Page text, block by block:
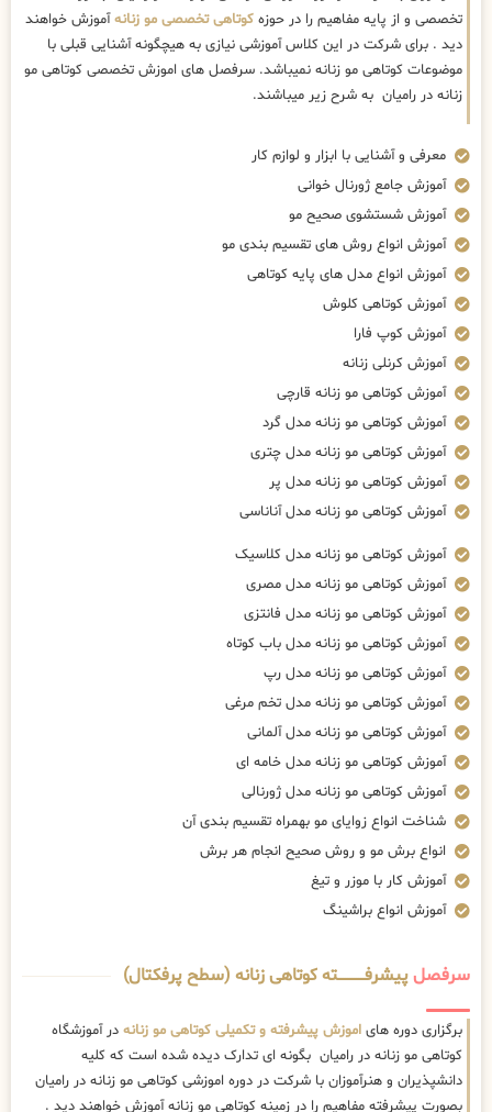
تخصصی و از پایه مفاهیم را در حوزه کوتاهی تخصصی مو زنانهآموزش خواهند
دید . برای شرکت در این کلاس آموزشی نیازی به هیچگونه آشنایی قبلی با
موضوعات کوتاهی مو زنانه نمیباشد. سرفصل های اموزش تخصصی کوتاهی مو
زنانه در رامیان به شرح زیر میباشند.
معرفی و آشنایی با ابزار و لوازم کار
آموزش جامع ژورنال خوانی
آموزش شستشوی صحیح مو
آموزش انواع روش های تقسیم بندی مو
آموزش انواع مدل های پایه کوتاهی
آموزش کوتاهی کلوش
آموزش کوپ فارا
آموزش کرنلی زنانه
آموزش کوتاهی مو زنانه قارچی
آموزش کوتاهی مو زنانه مدل گرد
آموزش کوتاهی مو زنانه مدل چتری
آموزش کوتاهی مو زنانه مدل پر
آموزش کوتاهی مو زنانه مدل آناناسی
آموزش کوتاهی مو زنانه مدل کلاسیک
آموزش کوتاهی مو زنانه مدل مصری
آموزش کوتاهی مو زنانه مدل فانتزی
آموزش کوتاهی مو زنانه مدل باب کوتاه
آموزش کوتاهی مو زنانه مدل رپ
آموزش کوتاهی مو زنانه مدل تخم مرغی
آموزش کوتاهی مو زنانه مدل آلمانی
آموزش کوتاهی مو زنانه مدل خامه ای
آموزش کوتاهی مو زنانه مدل ژورنالی
شناخت انواع زوایای مو بهمراه تقسیم بندی آن
انواع برش مو و روش صحیح انجام هر برش
آموزش کار با موزر و تیغ
آموزش انواع براشینگ
سرفصلپیشرفــــــــــــته کوتاهی زنانه (سطح پرفکتال)
برگزاری دوره های اموزش پیشرفته و تکمیلی کوتاهی مو زنانه در آموزشگاه
کوتاهی مو زنانه در رامیان بگونه ای تدارک دیده شده است که کلیه
دانشپذیران و هنرآموزان با شرکت در دوره اموزشی کوتاهی مو زنانه در رامیان
بصورت پیشرفته مفاهیم را در زمینه کوتاهی مو زنانه آموزش خواهند دید .